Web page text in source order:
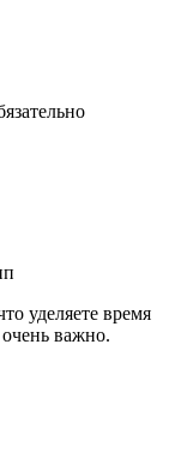
уделяете время
важно.